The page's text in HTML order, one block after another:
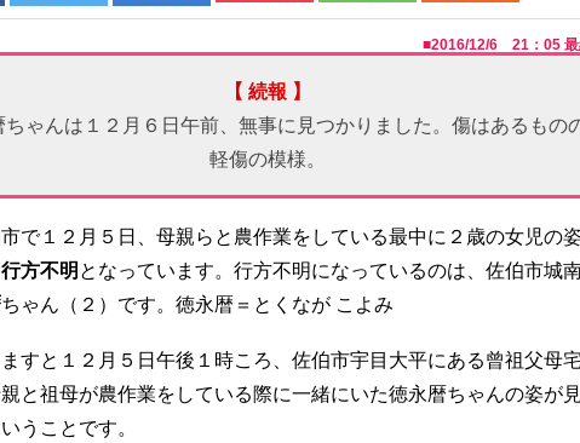
■2016/12/6 21：05
【 続報 】
ちゃんは１２月６日午前、無事に見つかりました。傷はあるもの
軽傷の模様。
で１２月５日、母親らと農作業をしている最中に２歳の女児の
行方不明 となっています。行方不明になっているのは、佐伯市城
ちゃん（２）です。徳永暦＝とくなが こよみ
すと１２月５日午後１時ころ、佐伯市宇目大平にある曾祖父母宅
と祖母が農作業をしている際に一緒にいた徳永暦ちゃんの姿が
うことです。